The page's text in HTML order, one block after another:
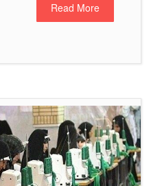
Read More